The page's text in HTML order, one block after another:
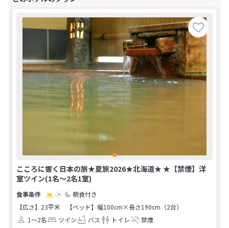
こころに響く日本の旅★夏旅2026★北海道★ ★【禁煙】洋
室ツイン(1名～2名1室)
朝食付き
【広さ】23平米
【ベッド】幅100cm×長さ190cm（2台）
1～2名
ツイン バス トイレ 禁煙